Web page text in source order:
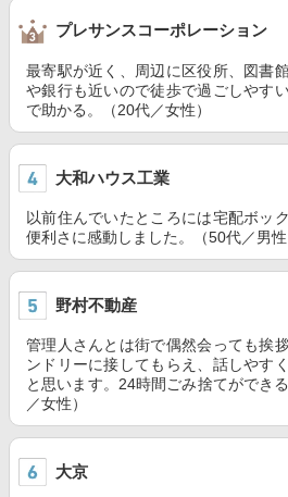
プレサンスコーポレーション
最寄駅が近く、周辺に区役所、図書
や銀行も近いので徒歩で過ごしやす
で助かる。（20代／女性）
大和ハウス工業
以前住んでいたところには宅配ボッ
便利さに感動しました。（50代／男性
野村不動産
管理人さんとは街で偶然会っても挨
ンドリーに接してもらえ、話しやす
と思います。24時間ごみ捨てができ
／女性）
大京